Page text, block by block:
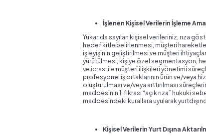
İşlenen Kişisel Verilerin İşleme
Yukarıda sayılan kişisel verileriniz, rıza
hedef kitle belirlenmesi, müşteri
işleyişinin geliştirilmesi ve müşteri
yürütülmesi, kişiye özel segmentasyon,
ve icrası ile müşteri ilişkileri yönetimi
profesyonel iş ortaklarının ürün ve/veya
oluşturulması ve/veya arttırılması
maddesinin 1. fıkrası “açık rıza” hukuki
maddesindeki kurallara uyularak
Kişisel Verilerin Yurt Dışına